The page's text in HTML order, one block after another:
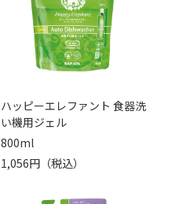
ハッピーエレファント 食器洗
い機用ジェル
800ml
1,056円（税込）